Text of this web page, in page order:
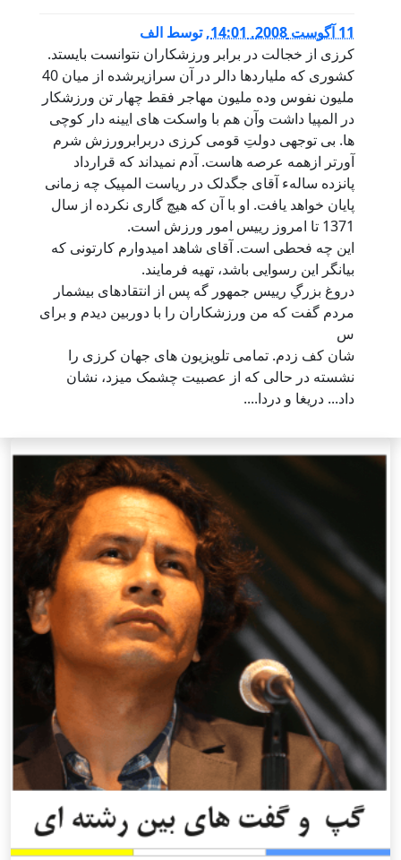
11 آگوست 2008, 14:01 ,توسط الف
کرزی از خجالت در برابر ورزشکاران نتوانست بایستد.
کشوری که ملیاردها دالر در آن سرازیرشده از میان 40
ملیون نفوس وده ملیون مهاجر فقط چهار تن ورزشکار
در المپیا داشت وآن هم با واسکت های ایینه دار کوچی
ها. بی توجهی دولتِ قومی کرزی دربرابرورزش شرم
آورتر ازهمه عرصه هاست. آدم نمیداند که قرارداد
پانزده سالهء آقای جگدلک در ریاست المپیک چه زمانی
پایان خواهد یافت. او با آن که هیچ گاری نکرده از سال
1371 تا امروز رییس امور ورزش است.
این چه فحطی است. آقای شاهد امیدوارم کارتونی که
بیانگر این رسوایی باشد، تهیه فرمایند.
دروغ بزرگِ رییس جمهور گه پس از انتقادهای بیشمار
مردم گفت که من ورزشکاران را با دوربین دیدم و برای
س
شان کف زدم. تمامی تلویزیون های جهان کرزی را
نشسته در حالی که از عصبیت چشمک میزد، نشان
داد... دریغا و دردا....